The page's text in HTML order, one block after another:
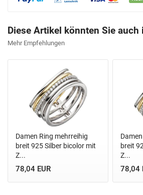
Diese Artikel könnten Sie auch
Mehr Empfehlungen
Damen Ring mehrreihig
breit 925 Silber bicolor mit
Z...
78,04 EUR
breit
Z...
78,04